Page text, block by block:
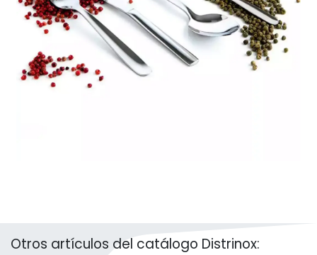
Otros artículos del catálogo Distrinox: